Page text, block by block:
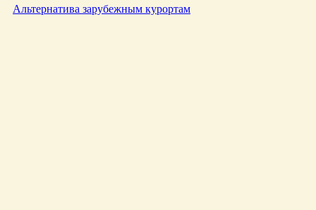
Альтернатива зарубежным курортам